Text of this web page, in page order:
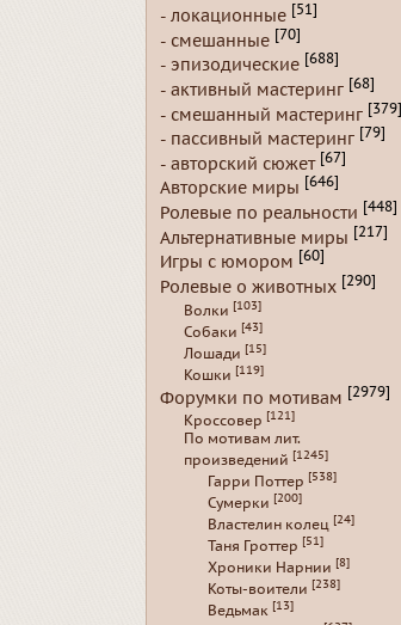
- локационные [51]
- смешанные [70]
- эпизодические [688]
- активный мастеринг [68]
- смешанный мастеринг [379]
- пассивный мастеринг [79]
- авторский сюжет [67]
Авторские миры [646]
Ролевые по реальности [448]
Альтернативные миры [217]
Игры с юмором [60]
Ролевые о животных [290]
Волки [103]
Собаки [43]
Лошади [15]
Кошки [119]
Форумки по мотивам [2979]
Кроссовер [121]
По мотивам лит.
произведений [1245]
Гарри Поттер [538]
Сумерки [200]
Властелин колец [24]
Таня Гроттер [51]
Хроники Нарнии [8]
Коты-воители [238]
Ведьмак [13]